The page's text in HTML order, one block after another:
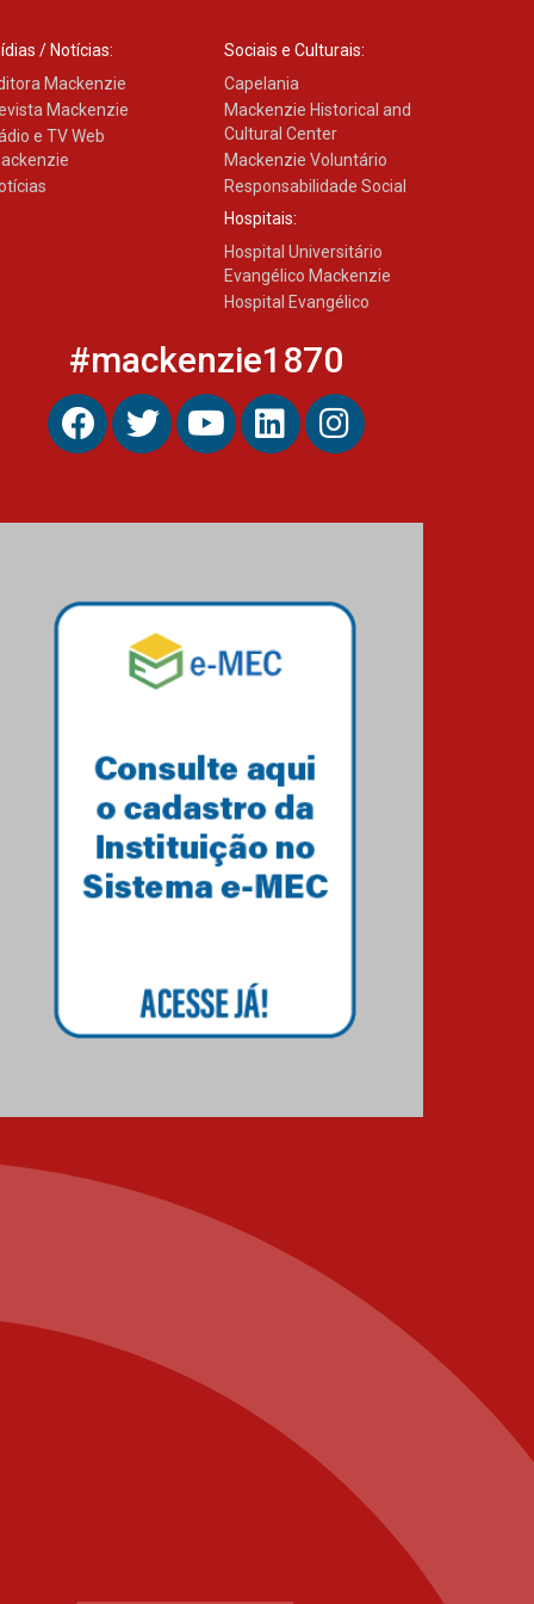
/ Notícias:
Mackenzie
Mackenzie
e TV Web
Sociais e Culturais:
Capelania
Mackenzie Historical and
Cultural Center
Mackenzie Voluntário
Responsabilidade Social
Hospitais:
Hospital Universitário
Evangélico Mackenzie
Hospital Evangélico
#mackenzie1870